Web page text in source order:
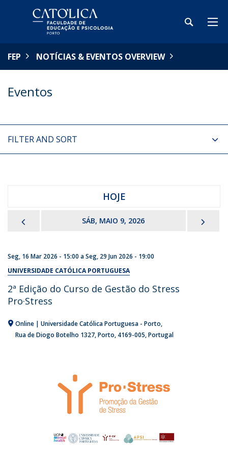
FEP NOTÍCIAS & EVENTOS OVERVIEW
Eventos
FILTER AND SORT
HOJE
SÁB, MAIO 9, 2026
Seg, 16 Mar 2026 - 15:00 aSeg, 29 Jun 2026 - 19:00
UNIVERSIDADE CATÓLICA PORTUGUESA
2ª Edição do Curso de Gestão do Stress
Pro·Stress
Online | Universidade Católica Portuguesa - Porto
Rua de Diogo Botelho 1327 Porto 4169-005 Portugal